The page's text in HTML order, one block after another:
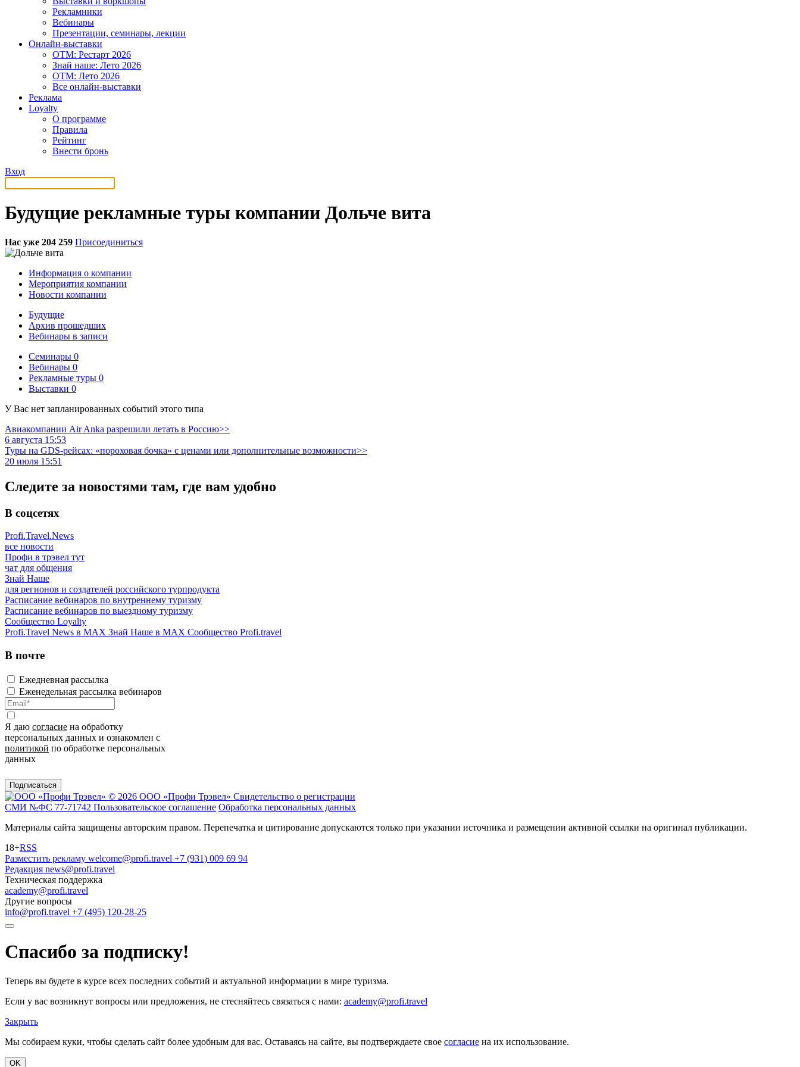
Рекламники
Вебинары
Презентации, семинары, лекции
Онлайн-выставки
OTM: Рестарт 2026
Знай наше: Лето 2026
OTM: Лето 2026
Все онлайн-выставки
Реклама
Loyalty
О программе
Правила
Рейтинг
Внести бронь
Вход
Будущие рекламные туры компании Дольче вита
Нас уже 204 259 Присоединиться
Информация о компании
Мероприятия компании
Новости компании
Будущие
Архив прошедших
Вебинары в записи
Семинары 0
Вебинары 0
Рекламные туры 0
Выставки 0
У Вас нет запланированных событий этого типа
Авиакомпании Air Anka разрешили летать в Россию>>
6 августа 15:53
Туры на GDS-рейсах: «пороховая бочка» с ценами или дополнительные возможности>>
20 июля 15:51
Следите за новостями там, где вам удобно
В соцсетях
Profi.Travel.News
все новости
Профи в трэвел тут
чат для общения
Знай Наше
для регионов и создателей российского турпродукта
Расписание вебинаров по внутреннему туризму
Расписание вебинаров по выездному туризму
Сообщество Loyalty
Profi.Travel News в MAX Знай Наше в MAX Сообщество Profi.travel
В почте
Ежедневная рассылка
Еженедельная рассылка вебинаров
Я даю согласие на обработку
персональных данных и ознакомлен с
политикой по обработке персональных
данных
Подписаться
© 2026 ООО «Профи Трэвeл» Свидетельство о регистрации
СМИ №ФС 77-71742 Пользовательское соглашение Обработка персональных данных
Материалы сайта защищены авторским правом. Перепечатка и цитирование допускаются только при указании источника и размещении активной ссылки на оригинал публикации.
18+RSS
Разместить рекламу welcome@profi.travel +7 (931) 009 69 94
Редакция news@profi.travel
Техническая поддержка
academy@profi.travel
Другие вопросы
info@profi.travel +7 (495) 120-28-25
Спасибо за подписку!
Теперь вы будете в курсе всех последних событий и актуальной информации в мире туризма.
Если у вас возникнут вопросы или предложения, не стесняйтесь связаться с нами: academy@profi.travel
Закрыть
Мы собираем куки, чтобы сделать сайт более удобным для вас. Оставаясь на сайте, вы подтверждаете свое согласие на их использование.
OK